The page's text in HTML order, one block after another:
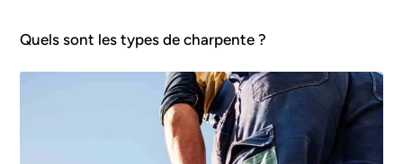
Quels sont les types de charpente ?